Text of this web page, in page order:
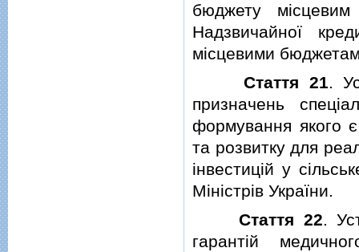
бюджету
Надзвичайної
мiсцевими
Стаття 21.
призначень
формування якого
та розвитку для
iнвестицiй у
Мiнiстрiв України.
Стаття 22.
гарантiй